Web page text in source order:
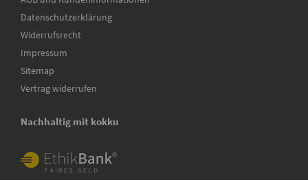
Datenschutzerklärung
Widerrufsrecht
Impressum
Sitemap
Vertrag widerrufen
Nachhaltig mit kokku